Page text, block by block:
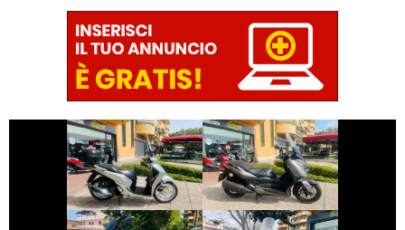
HONDA SH
€ 2.590 €
YAMAHA XMAX
€ 3.290 €
€ 5.990 € € 2.350 €